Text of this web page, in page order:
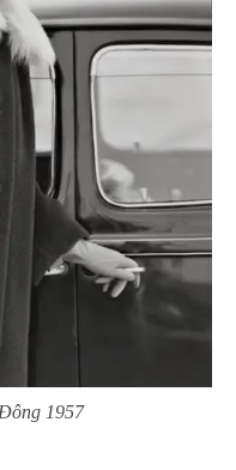
1957